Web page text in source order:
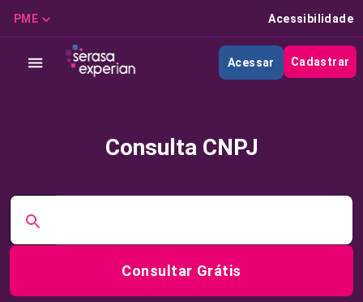
PME Acessibilidade
Acessar Cadastrar
Consulta CNPJ
Consultar Grátis